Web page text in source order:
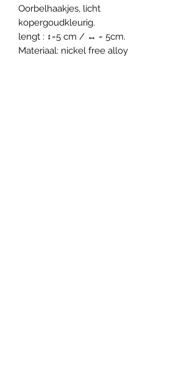
Oorbelhaakjes, licht
kopergoudkleurig.
lengt : ↕=5 cm / ↔ = 5cm.
Materiaal: nickel free alloy